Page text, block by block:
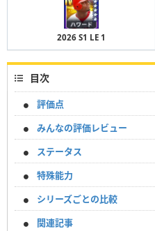
2026 S1 LE 1
目次
評価点
みんなの評価レビュー
ステータス
特殊能力
シリーズごとの比較
関連記事